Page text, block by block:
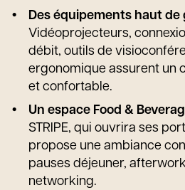
Des équipements haut de
Vidéoprojecteurs,
débit, outils de
ergonomique assurent un
et confortable.
Un espace Food &
STRIPE, qui ouvrira ses
propose une ambiance
pauses déjeuner,
networking.